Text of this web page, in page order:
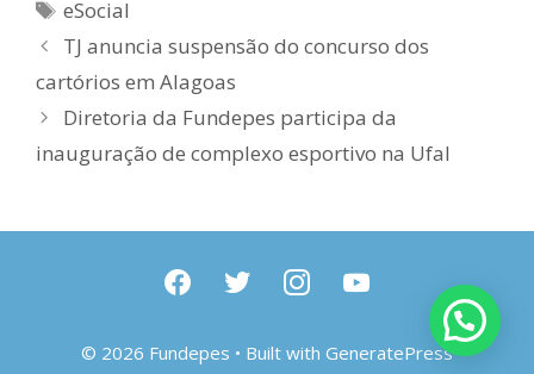
Tags
eSocial
TJ anuncia suspensão do concurso dos
cartórios em Alagoas
Diretoria da Fundepes participa da
inauguração de complexo esportivo na Ufal
facebooktwitter instagramyoutube
© 2026 Fundepes • Built with GeneratePress